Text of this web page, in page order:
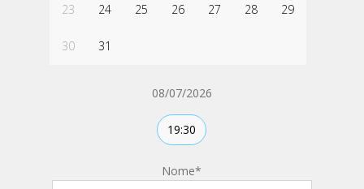
23 24 25 26 27 28 29
30 31
08/07/2026
19:30
Nome*